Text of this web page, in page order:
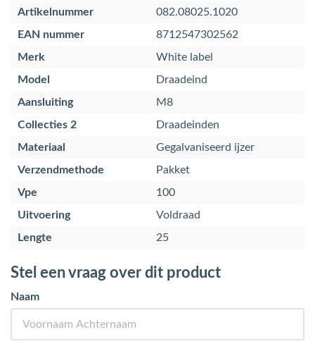
Artikelnummer
082.08025.1020
EAN nummer
8712547302562
Merk
White label
Model
Draadeind
Aansluiting
M8
Collecties 2
Draadeinden
Materiaal
Gegalvaniseerd ijzer
Verzendmethode
Pakket
Vpe
100
Uitvoering
Voldraad
Lengte
25
Stel een vraag over dit product
Naam